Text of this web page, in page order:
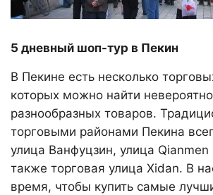
5 дневный шоп-тур в Пекин
В Пекине есть несколько
которых можно найти
разнообразных товаров.
торговыми районами Пекина
улица Ванфуцзин, улица Qianmen
также торговая улица Xidan. В
время, чтобы купить самые